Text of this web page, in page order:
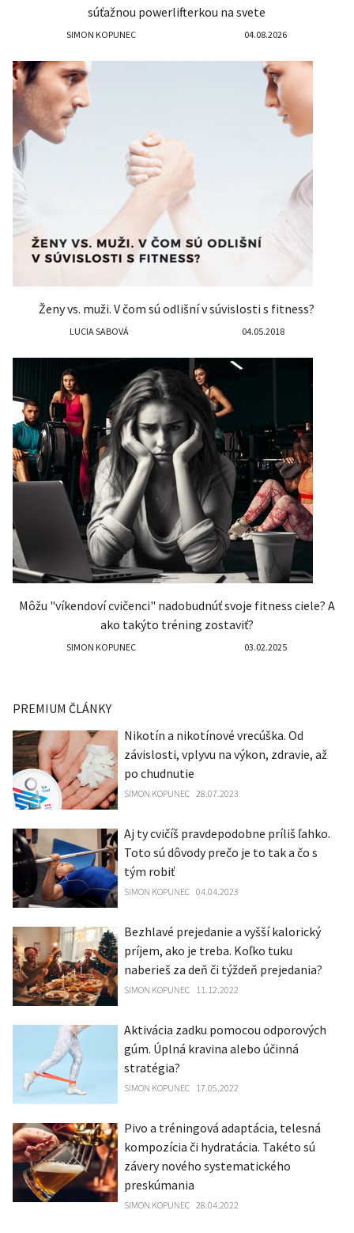
súťažnou powerlifterkou na svete
SIMON KOPUNEC 04.08.2026
Ženy vs. muži. V čom sú odlišní v súvislosti s fitness?
LUCIA SABOVÁ 04.05.2018
Môžu "víkendoví cvičenci" nadobudnúť svoje fitness ciele? A
ako takýto tréning zostaviť?
SIMON KOPUNEC 03.02.2025
PREMIUM ČLÁNKY
Nikotín a nikotínové vrecúška. Od
závislosti, vplyvu na výkon, zdravie, až
po chudnutie
SIMON KOPUNEC 28.07.2023
Aj ty cvičíš pravdepodobne príliš ľahko.
Toto sú dôvody prečo je to tak a čo s
tým robiť
SIMON KOPUNEC 04.04.2023
Bezhlavé prejedanie a vyšší kalorický
príjem, ako je treba. Koľko tuku
naberieš za deň či týždeň prejedania?
SIMON KOPUNEC 11.12.2022
Aktivácia zadku pomocou odporových
gúm. Úplná kravina alebo účinná
stratégia?
SIMON KOPUNEC 17.05.2022
Pivo a tréningová adaptácia, telesná
kompozícia či hydratácia. Takéto sú
závery nového systematického
preskúmania
SIMON KOPUNEC 28.04.2022